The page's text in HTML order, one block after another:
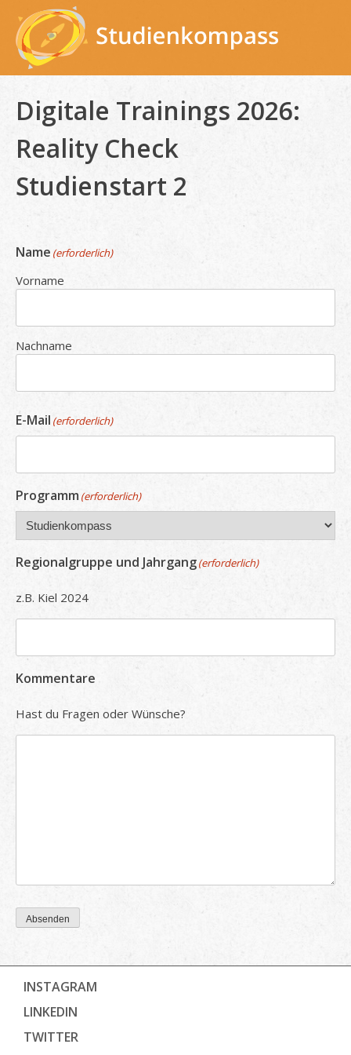
content
Digitale Trainings 2026:
Reality Check
Studienstart 2
Name (erforderlich)
Vorname
Nachname
E-Mail (erforderlich)
Programm (erforderlich)
Regionalgruppe und Jahrgang(erforderlich)
z.B. Kiel 2024
Kommentare
Hast du Fragen oder Wünsche?
Absenden
INSTAGRAM
LINKEDIN
TWITTER